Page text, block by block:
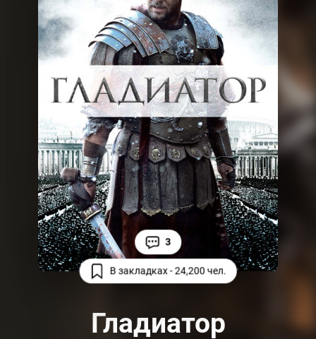
В закладках - 24,200 чел.
3
Гладиатор